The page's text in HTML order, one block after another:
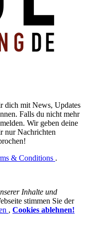
dich mit News, Updates
Falls du nicht mehr
Wir geben deine
nur Nachrichten
& Conditions .
Inhalte und
stimmen Sie der
, Cookies ablehnen!